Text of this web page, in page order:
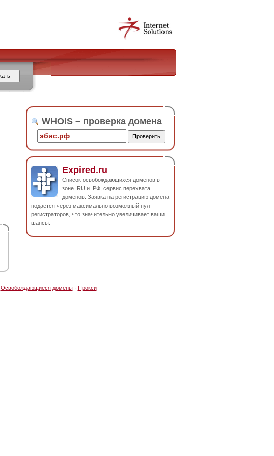
WHOIS – проверка домена
Expired.ru
Список освобождающихся доменов в
зоне .RU и .РФ, сервис перехвата
доменов. Заявка на регистрацию домена
подается через максимально возможный пул
регистраторов, что значительно увеличивает ваши
шансы.
Освобождающиеся домены· Прокси